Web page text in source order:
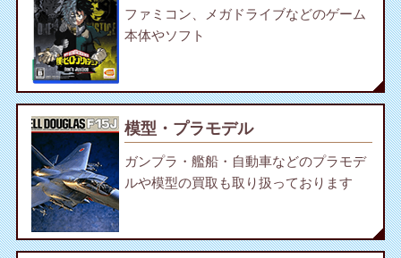
ファミコン、メガドライブなどのゲーム
本体やソフト
模型・プラモデル
ガンプラ・艦船・自動車などのプラモデ
ルや模型の買取も取り扱っております